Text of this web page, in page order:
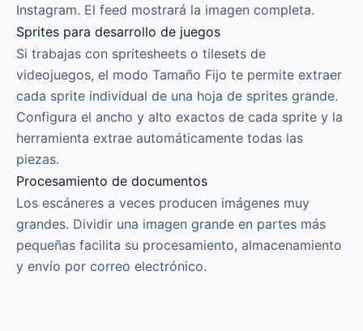
Instagram. El feed mostrará la imagen completa.
Sprites para desarrollo de juegos
Si trabajas con spritesheets o tilesets de
videojuegos, el modo Tamaño Fijo te permite extraer
cada sprite individual de una hoja de sprites grande.
Configura el ancho y alto exactos de cada sprite y la
herramienta extrae automáticamente todas las
piezas.
Procesamiento de documentos
Los escáneres a veces producen imágenes muy
grandes. Dividir una imagen grande en partes más
pequeñas facilita su procesamiento, almacenamiento
y envío por correo electrónico.